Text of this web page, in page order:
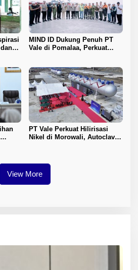
MIND ID Dukung Penuh PT
Vale di Pomalaa, Perkuat
PT Vale Perkuat Hilirisasi
Nikel di Morowali, Autoclave
View More